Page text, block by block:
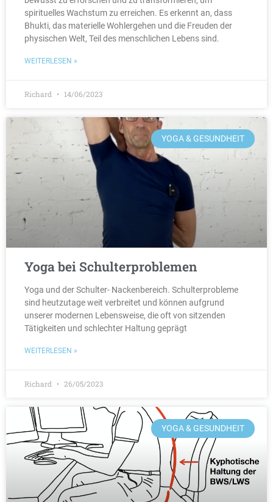
spirituelles Wachstum zu erreichen. Es erkennt an, dass
Bhukti, das materielle Wohlergehen und die Freuden der
physischen Welt, Teil des menschlichen Lebens sind.
WEITERLESEN »
Richard 14/06/2023
YOGA & GESUNDHEIT
Yoga bei Schulterproblemen
Yoga und der Schulter- Nackenbereich. Schulterprobleme
sind heutzutage weit verbreitet und können aufgrund
unserer modernen Lebensweise, die oft von sitzenden
Tätigkeiten und schlechter Haltung geprägt
WEITERLESEN »
Richard 26/05/2023
YOGA & GESUNDHEIT